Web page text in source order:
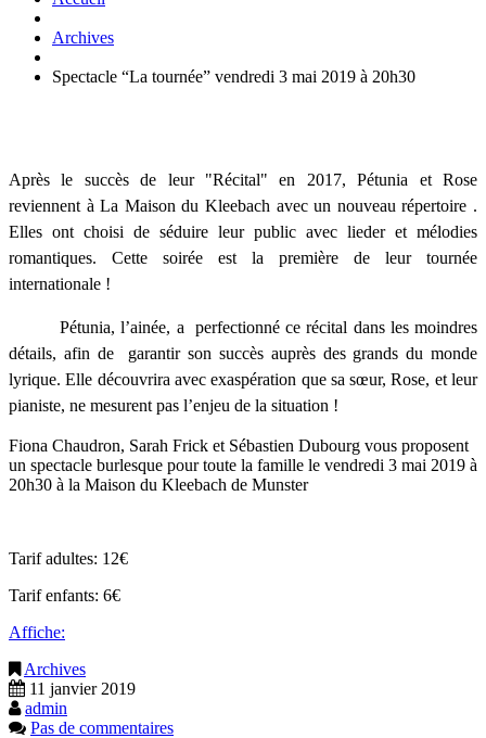
Archives
Spectacle “La tournée” vendredi 3 mai 2019 à 20h30
Après le succès de leur "Récital" en 2017, Pétunia et Rose
reviennent à La Maison du Kleebach avec un nouveau répertoire .
Elles ont choisi de séduire leur public avec lieder et mélodies
romantiques. Cette soirée est la première de leur tournée
internationale !
Pétunia, l’ainée, a perfectionné ce récital dans les moindres
détails, afin de garantir son succès auprès des grands du monde
lyrique. Elle découvrira avec exaspération que sa sœur, Rose, et leur
pianiste, ne mesurent pas l’enjeu de la situation !
Fiona Chaudron, Sarah Frick et Sébastien Dubourg vous proposent
un spectacle burlesque pour toute la famille le vendredi 3 mai 2019 à
20h30 à la Maison du Kleebach de Munster
Tarif adultes: 12€
Tarif enfants: 6€
Affiche:
Archives
11 janvier 2019
admin
Pas de commentaires